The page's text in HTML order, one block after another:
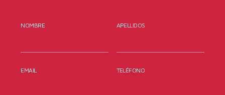
NOMBRE APELLIDOS
EMAIL TELÉFONO